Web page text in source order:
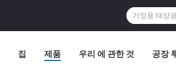
집 제품 우리 에 관한 것 공장